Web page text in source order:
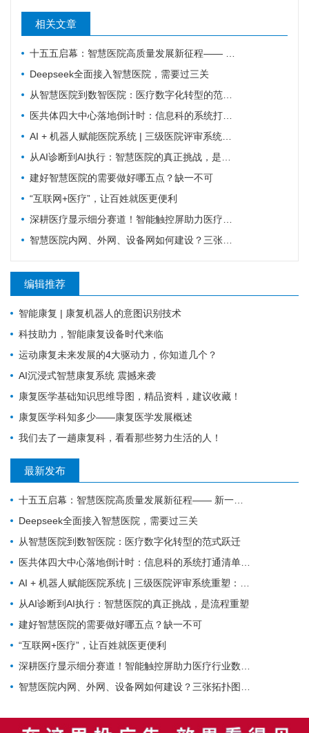
相关文章
十五五启幕：智慧医院高质量发展新征程—— 新一代 HIS/EMR + AI + 大数据，如何成为公立医院的新引擎？
Deepseek全面接入智慧医院，需要过三关
从智慧医院到数智医院：医疗数字化转型的范式跃迁
医共体四大中心落地倒计时：信息科的系统打通清单来了
AI + 机器人赋能医院系统 | 三级医院评审系统重塑：从突击迎检到长效提质
从AI诊断到AI执行：智慧医院的真正挑战，是流程重塑
建好智慧医院的需要做好哪五点？缺一不可
“互联网+医疗”，让百姓就医更便利
深耕医疗显示细分赛道！智能触控屏助力医疗行业数字化革新
智慧医院内网、外网、设备网如何建设？三张拓扑图搞清楚
编辑推荐
智能康复 | 康复机器人的意图识别技术
科技助力，智能康复设备时代来临
运动康复未来发展的4大驱动力，你知道几个？
AI沉浸式智慧康复系统 震撼来袭
康复医学基础知识思维导图，精品资料，建议收藏！
康复医学科知多少——康复医学发展概述
我们去了一趟康复科，看看那些努力生活的人！
最新发布
十五五启幕：智慧医院高质量发展新征程—— 新一代 HIS/EMR + AI + 大数据，如何成为公立医院的新引擎？
Deepseek全面接入智慧医院，需要过三关
从智慧医院到数智医院：医疗数字化转型的范式跃迁
医共体四大中心落地倒计时：信息科的系统打通清单来了
AI + 机器人赋能医院系统 | 三级医院评审系统重塑：从突击迎检到长效提质
从AI诊断到AI执行：智慧医院的真正挑战，是流程重塑
建好智慧医院的需要做好哪五点？缺一不可
“互联网+医疗”，让百姓就医更便利
深耕医疗显示细分赛道！智能触控屏助力医疗行业数字化革新
智慧医院内网、外网、设备网如何建设？三张拓扑图搞清楚